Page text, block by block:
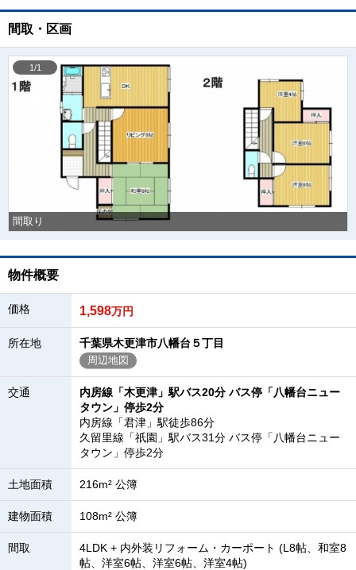
間取・区画
間取り
1/1
物件概要
価格 1,598万円
所在地 千葉県木更津市八幡台５丁目
周辺地図
交通
内房線「木更津」駅バス20分 バス停「八幡台ニュー
タウン」停歩2分
内房線「君津」駅徒歩86分
久留里線「祇園」駅バス31分 バス停「八幡台ニュー
タウン」停歩2分
土地面積 216m² 公簿
建物面積 108m² 公簿
間取
4LDK + 内外装リフォーム・カーポート (L8帖、和室8
帖、洋室6帖、洋室6帖、洋室4帖)